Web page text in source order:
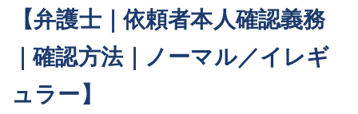
坂本 陽一
桶川 聡
三平 隆史
坂本 陽一
桶川 聡
三平 隆史
【弁護士｜依頼者本人確認義務
｜確認方法｜ノーマル／イレギ
ュラー】